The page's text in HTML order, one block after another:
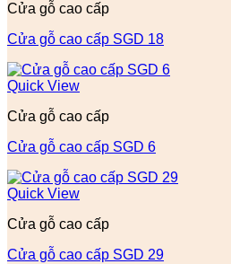
Cửa gỗ cao cấp
Cửa gỗ cao cấp SGD 18
Quick View
Cửa gỗ cao cấp
Cửa gỗ cao cấp SGD 6
Quick View
Cửa gỗ cao cấp
Cửa gỗ cao cấp SGD 29